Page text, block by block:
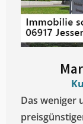
Das weniger